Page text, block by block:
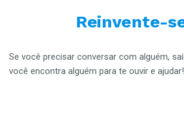
Reinvente-
Se você precisar conversar com alguém,
você encontra alguém para te ouvir e